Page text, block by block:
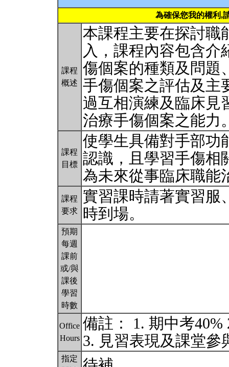
為確保您我的權利,
課程
概述
本課程主要在探討職
入，課程內容包含介
傷個案的種類及問題
手傷個案之評估及主
過互相演練及臨床見
治療手傷個案之能力
課程
目標
使學生具備對手部功
認識，且學習手傷相
為未來從事臨床職能
課程
要求
實習課時請著實習服
時到場。
預期
每週
課前
或/與
課後
學習
時數
Office
Hours
備註： 1. 期中考
3. 見習表現及課堂
指定